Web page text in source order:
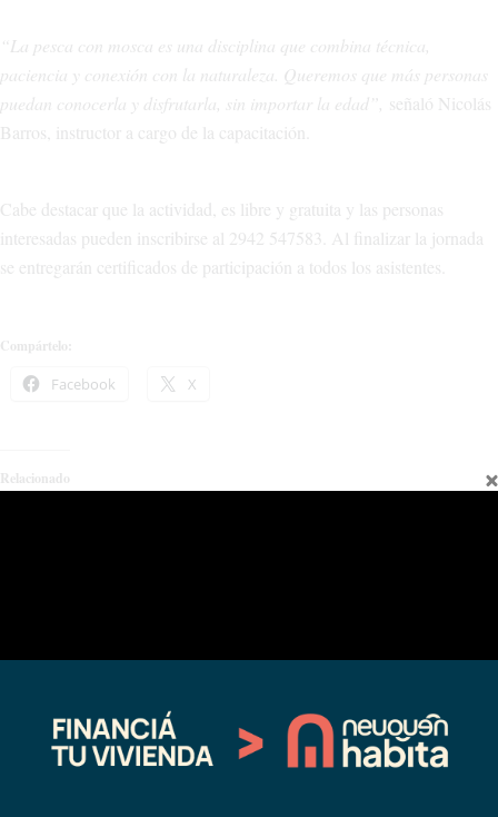
“La pesca con mosca es una disciplina que combina técnica,
paciencia y conexión con la naturaleza. Queremos que más personas
puedan conocerla y disfrutarla, sin importar la edad”, señaló Nicolás
Barros, instructor a cargo de la capacitación.
Cabe destacar que la actividad, es libre y gratuita y las personas
interesadas pueden inscribirse al 2942 547583. Al finalizar la jornada
se entregarán certificados de participación a todos los asistentes.
Compártelo:
Facebook X
Relacionado
para la Pesca Deportiva